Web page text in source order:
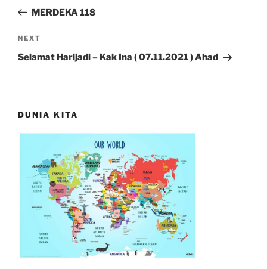
PostMERDEKA 118
Next
Post
NEXT
Selamat Harijadi – Kak Ina ( 07.11.2021 ) Ahad
DUNIA KITA